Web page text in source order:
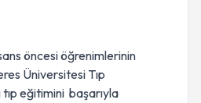
öncesi öğrenimlerinin
Üniversitesi Tıp
eğitimini başarıyla